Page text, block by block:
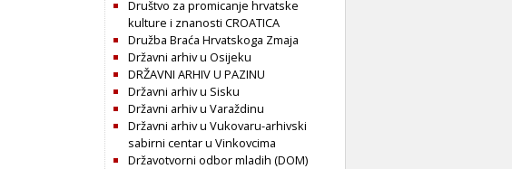
Društvo za promicanje hrvatske
kulture i znanosti CROATICA
Družba Braća Hrvatskoga Zmaja
Državni arhiv u Osijeku
DRŽAVNI ARHIV U PAZINU
Državni arhiv u Sisku
Državni arhiv u Varaždinu
Državni arhiv u Vukovaru-arhivski
sabirni centar u Vinkovcima
Državotvorni odbor mladih (DOM)